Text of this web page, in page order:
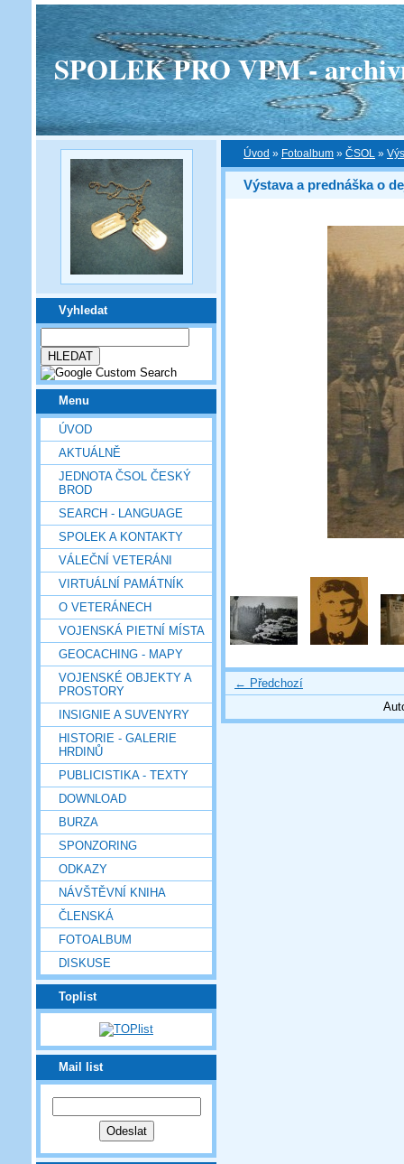
SPOLEK PRO VPM -
Vyhledat
Menu
ÚVOD
AKTUÁLNĚ
JEDNOTA ČSOL ČESKÝ
BROD
SEARCH - LANGUAGE
SPOLEK A KONTAKTY
VÁLEČNÍ VETERÁNI
VIRTUÁLNÍ PAMÁTNÍK
O VETERÁNECH
VOJENSKÁ PIETNÍ MÍSTA
GEOCACHING - MAPY
VOJENSKÉ OBJEKTY A
PROSTORY
INSIGNIE A SUVENYRY
HISTORIE - GALERIE
HRDINŮ
PUBLICISTIKA - TEXTY
DOWNLOAD
BURZA
SPONZORING
ODKAZY
NÁVŠTĚVNÍ KNIHA
ČLENSKÁ
FOTOALBUM
DISKUSE
Toplist
Mail list
Úvod » Fotoalbum » ČSOL »
Výstava a prednáška o
← Předchozí